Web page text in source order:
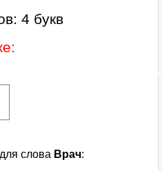
4 букв
слова Врач: